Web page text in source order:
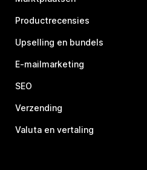
Productrecensies
Upselling en bundels
E-mailmarketing
SEO
Verzending
Valuta en vertaling